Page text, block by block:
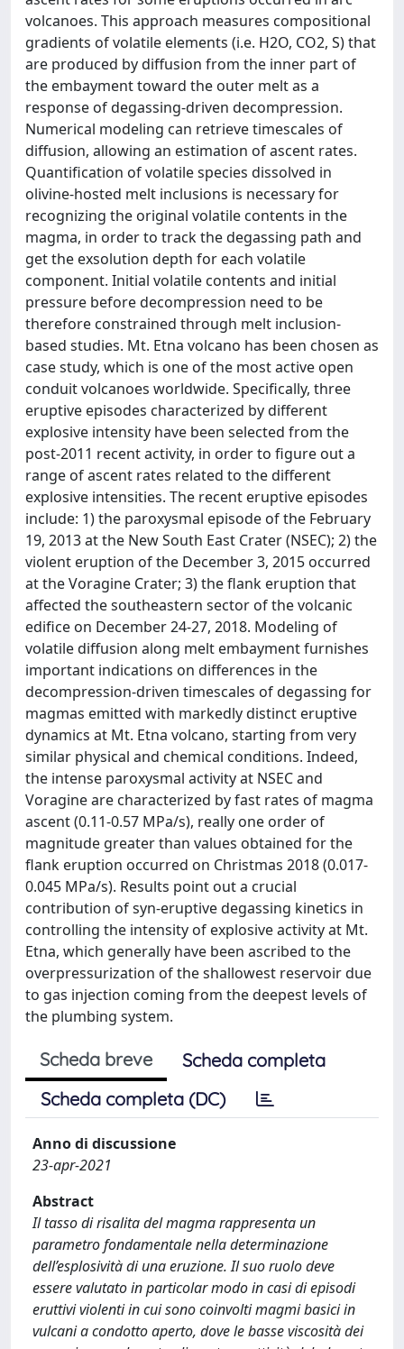
volcanoes. This approach measures compositional
gradients of volatile elements (i.e. H2O, CO2, S) that
are produced by diffusion from the inner part of
the embayment toward the outer melt as a
response of degassing-driven decompression.
Numerical modeling can retrieve timescales of
diffusion, allowing an estimation of ascent rates.
Quantification of volatile species dissolved in
olivine-hosted melt inclusions is necessary for
recognizing the original volatile contents in the
magma, in order to track the degassing path and
get the exsolution depth for each volatile
component. Initial volatile contents and initial
pressure before decompression need to be
therefore constrained through melt inclusion-
based studies. Mt. Etna volcano has been chosen as
case study, which is one of the most active open
conduit volcanoes worldwide. Specifically, three
eruptive episodes characterized by different
explosive intensity have been selected from the
post-2011 recent activity, in order to figure out a
range of ascent rates related to the different
explosive intensities. The recent eruptive episodes
include: 1) the paroxysmal episode of the February
19, 2013 at the New South East Crater (NSEC); 2) the
violent eruption of the December 3, 2015 occurred
at the Voragine Crater; 3) the flank eruption that
affected the southeastern sector of the volcanic
edifice on December 24-27, 2018. Modeling of
volatile diffusion along melt embayment furnishes
important indications on differences in the
decompression-driven timescales of degassing for
magmas emitted with markedly distinct eruptive
dynamics at Mt. Etna volcano, starting from very
similar physical and chemical conditions. Indeed,
the intense paroxysmal activity at NSEC and
Voragine are characterized by fast rates of magma
ascent (0.11-0.57 MPa/s), really one order of
magnitude greater than values obtained for the
flank eruption occurred on Christmas 2018 (0.017-
0.045 MPa/s). Results point out a crucial
contribution of syn-eruptive degassing kinetics in
controlling the intensity of explosive activity at Mt.
Etna, which generally have been ascribed to the
overpressurization of the shallowest reservoir due
to gas injection coming from the deepest levels of
the plumbing system.
Scheda breve
Scheda completa
Scheda completa (DC)
Anno di discussione
23-apr-2021
Abstract
Il tasso di risalita del magma rappresenta un
parametro fondamentale nella determinazione
dell’esplosività di una eruzione. Il suo ruolo deve
essere valutato in particolar modo in casi di episodi
eruttivi violenti in cui sono coinvolti magmi basici in
vulcani a condotto aperto, dove le basse viscosità dei